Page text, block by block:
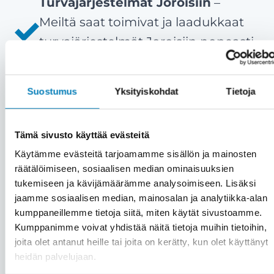
Suostumus Yksityiskohdat Tietoja
Tämä sivusto käyttää evästeitä
Käytämme evästeitä tarjoamamme sisällön ja mainosten
räätälöimiseen, sosiaalisen median ominaisuuksien
tukemiseen ja kävijämäärämme analysoimiseen. Lisäksi
jaamme sosiaalisen median, mainosalan ja analytiikka-alan
kumppaneillemme tietoja siitä, miten käytät sivustoamme.
Kumppanimme voivat yhdistää näitä tietoja muihin tietoihin,
joita olet antanut heille tai joita on kerätty, kun olet käyttänyt
heidän palvelujaan.
Meiltä saat toimivat ja laadukkaat
turvajärjestelmät Joroisiin nopeasti
kaikki kaikessa– Meille asiakas on
vaan vain aitoon tarpeeseen.
Asiakastyytyväisyytemme on yli 90
%.
Kattavat palvelut saman katon
alta– Kiinteistön turvajärjestelmien
lisäksi saat meiltä kätevästi saman
katon alta muutkin huolto- ja